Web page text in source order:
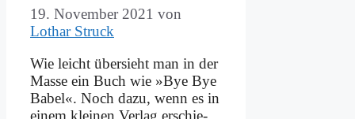
19. November 2021 von
Lothar Struck
Wie leicht über­sieht man in der
Mas­se ein Buch wie »Bye Bye
Ba­bel«. Noch da­zu, wenn es in
ei­nem klei­nen Ver­lag er­schie­